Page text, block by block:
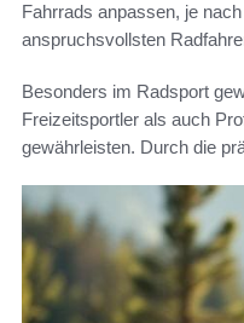
Fahrrads anpassen, je
anspruchsvollsten
Besonders im Radsport
Freizeitsportler als auch
gewährleisten. Durch die